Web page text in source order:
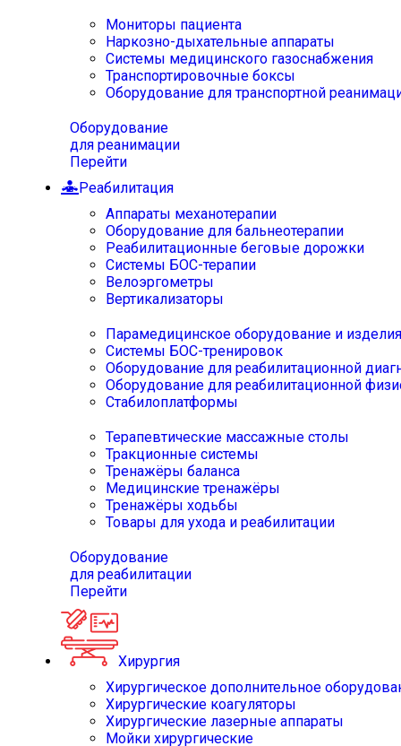
Мониторы пациента
Наркозно-дыхательные аппараты
Системы медицинского газоснабжения
Транспортировочные боксы
Оборудование для транспортной
Оборудование
для реанимации
Перейти
Реабилитация
Аппараты механотерапии
Оборудование для бальнеотерапии
Реабилитационные беговые дорожки
Системы БОС-терапии
Велоэргометры
Вертикализаторы
Парамедицинское оборудование и изделия
Системы БОС-тренировок
Оборудование для реабилитационной
Оборудование для реабилитационной
Стабилоплатформы
Терапевтические массажные столы
Тракционные системы
Тренажёры баланса
Медицинские тренажёры
Тренажёры ходьбы
Товары для ухода и реабилитации
Оборудование
для реабилитации
Перейти
Хирургия
Хирургическое дополнительное
Хирургические коагуляторы
Хирургические лазерные аппараты
Мойки хирургические